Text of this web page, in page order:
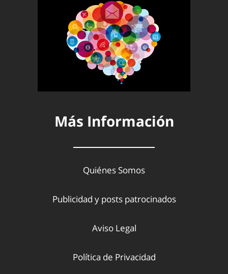
Más Información
Quiénes Somos
Publicidad y posts patrocinados
Aviso Legal
Política de Privacidad